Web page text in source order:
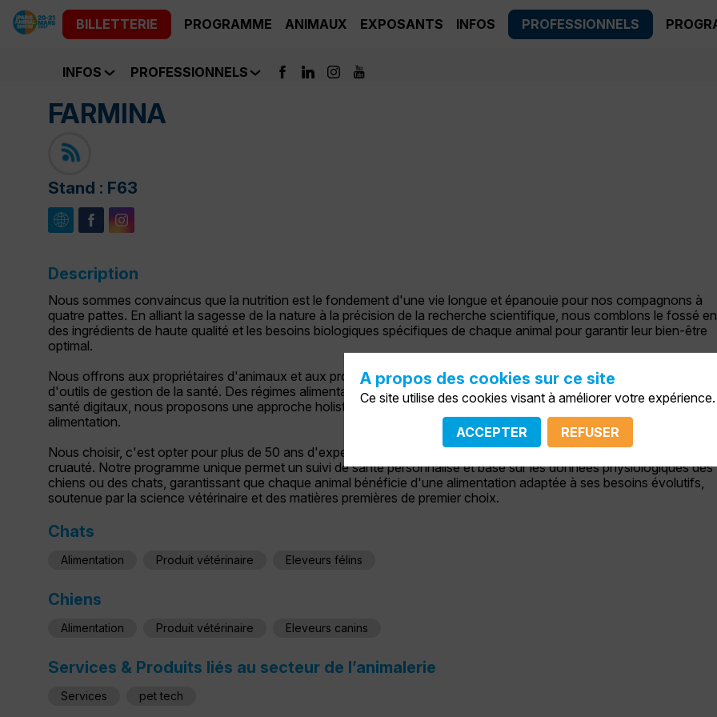
BILLETTERIE PROGRAMME ANIMAUX EXPOSANTS INFOS PROFESSIONNELS
INFOS PROFESSIONNELS
FARMINA
Stand : F63
Description
Nous sommes convaincus que la nutrition est le fondement d'une vie longue et épanouie pour nos compagnons à
quatre pattes. En alliant la sagesse de la nature à la précision de la recherche scientifique, nous comblons le fossé
des ingrédients de haute qualité et les besoins biologiques spécifiques de chaque animal pour garantir leur bien-être
optimal.
Nous offrons aux propriétaires d'animaux et aux professionnels un écosystème complet de solutions nutritionnelles et
d'outils de gestion de la santé. Des régimes alimentaires à faible indice glycémique aux programmes avancés de
santé digitaux, nous proposons une approche holistique du soin des animaux qui va bien au-delà de la simple
alimentation.
Nous choisir, c'est opter pour plus de 50 ans d'expertise et un engagement indéfectible envers une recherche sans
cruauté. Notre programme unique permet un suivi de santé personnalisé et basé sur les données physiologiques des
chiens ou des chats, garantissant que chaque animal bénéficie d'une alimentation adaptée à ses besoins évolutifs,
soutenue par la science vétérinaire et des matières premières de premier choix.
Chats
Alimentation Produit vétérinaire Eleveurs félins
Chiens
Alimentation Produit vétérinaire Eleveurs canins
Services & Produits liés au secteur de l’animalerie
Services pet tech
A propos des cookies sur ce site
Ce site utilise des cookies visant à améliorer votre expérience.
ACCEPTER REFUSER